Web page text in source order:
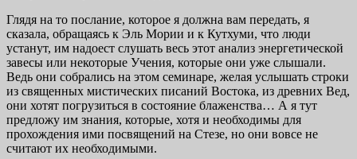
Глядя на то послание, которое я должна вам передать, я
сказала, обращаясь к Эль Мории и к Кутхуми, что люди
устанут, им надоест слушать весь этот анализ энергетической
завесы или некоторые Учения, которые они уже слышали.
Ведь они собрались на этом семинаре, желая услышать строки
из священных мистических писаний Востока, из древних Вед,
они хотят погрузиться в состояние блаженства… А я тут
предложу им знания, которые, хотя и необходимы для
прохождения ими посвящений на Стезе, но они вовсе не
считают их необходимыми.